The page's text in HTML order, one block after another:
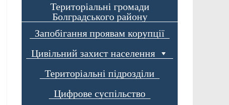
Територіальні громади
Болградського району
Запобігання проявам корупції
Цивільний захист населення
Територіальні підрозділи
Цифрове суспільство